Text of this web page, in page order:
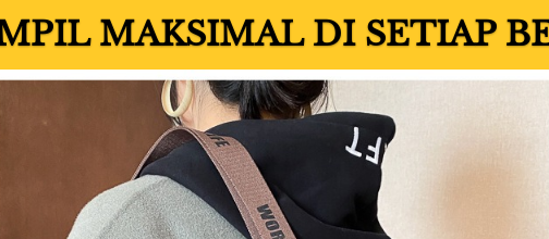
MAKSIMAL DI SETIAP